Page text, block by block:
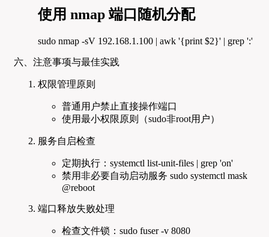
使用 nmap 端口随机分配
sudo nmap -sV 192.168.1.100 | awk '{print $2}' | grep ':'
六、注意事项与最佳实践
权限管理原则
普通用户禁止直接操作端口
使用最小权限原则（sudo非root用户）
服务自启检查
定期执行：systemctl list-unit-files | grep 'on'
禁用非必要自动启动服务 sudo systemctl mask
@reboot
端口释放失败处理
检查文件锁：sudo fuser -v 8080